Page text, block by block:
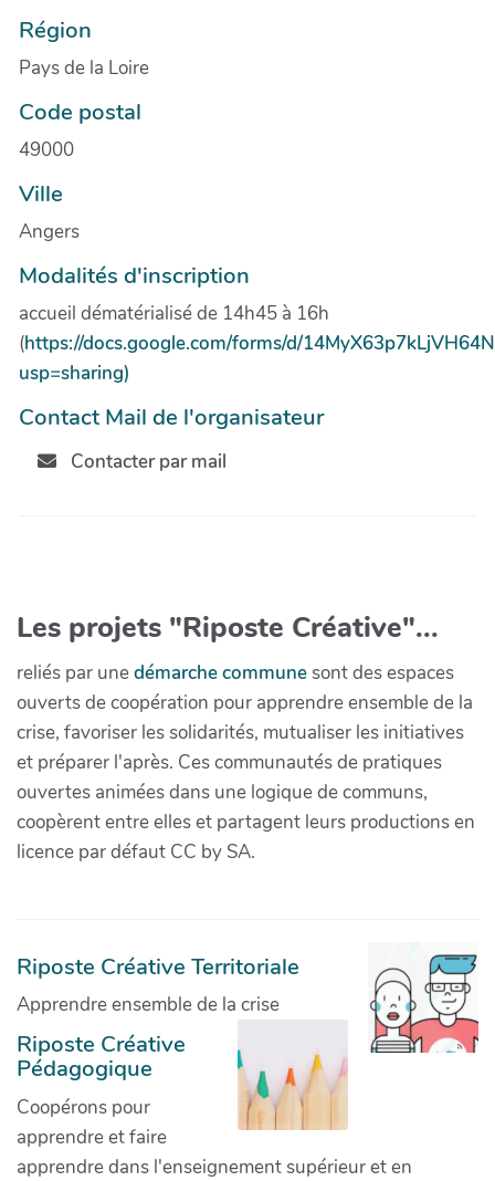
Région
Pays de la Loire
Code postal
49000
Ville
Angers
Modalités d'inscription
accueil dématérialisé de 14h45 à 16h
(https://docs.google.com/forms/d/
usp=sharing)
Contact Mail de l'organisateur
Contacter par mail
Les projets "Riposte Créative"...
reliés par unedémarche communesont des espaces
ouverts de coopération pour apprendre ensemble de la
crise, favoriser les solidarités, mutualiser les initiatives
et préparer l'après. Ces communautés de pratiques
ouvertes animées dans une logique de communs,
coopèrent entre elles et partagent leurs productions en
licence par défaut CC by SA.
Riposte Créative Territoriale
Apprendre ensemble de la crise
Riposte Créative
Pédagogique
Coopérons pour
apprendre et faire
apprendre dans l'enseignement supérieur et en